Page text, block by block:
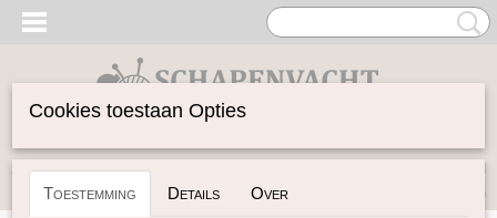
Inloggen Registreren
(0)
Cookies toestaan Opties
Toestemming Details Over